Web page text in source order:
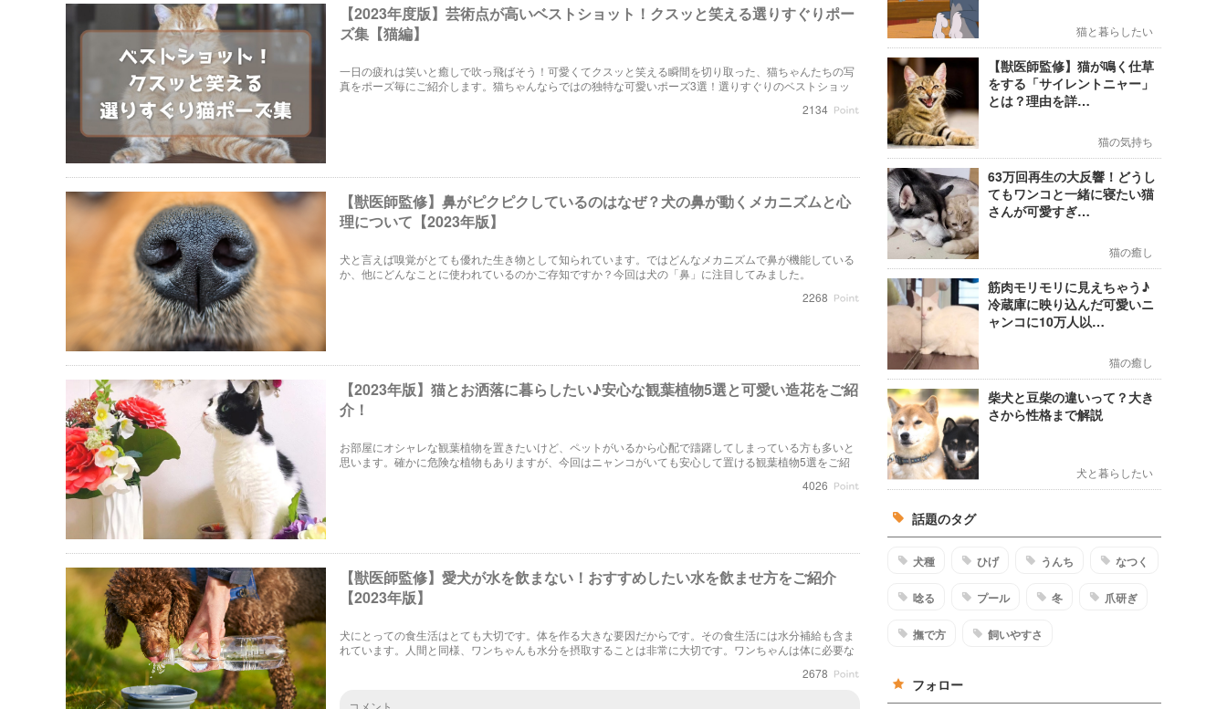
【2023年度版】芸術点が高いベストショット！クスッと笑える選りすぐりポー
ズ集【猫編】
一日の疲れは笑いと癒しで吹っ飛ばそう！可愛くてクスッと笑える瞬間を切り取った、猫ちゃんたちの写
真をポーズ毎にご紹介します。猫ちゃんならではの独特な可愛いポーズ3選！選りすぐりのベストショッ
2134
【獣医師監修】鼻がピクピクしているのはなぜ？犬の鼻が動くメカニズムと心
理について【2023年版】
犬と言えば嗅覚がとても優れた生き物として知られています。ではどんなメカニズムで鼻が機能している
か、他にどんなことに使われているのかご存知ですか？今回は犬の「鼻」に注目してみました。
2268
【2023年版】猫とお洒落に暮らしたい♪安心な観葉植物5選と可愛い造花をご紹
介！
お部屋にオシャレな観葉植物を置きたいけど、ペットがいるから心配で躊躇してしまっている方も多いと
思います。確かに危険な植物もありますが、今回はニャンコがいても安心して置ける観葉植物5選をご紹
4026
【獣医師監修】愛犬が水を飲まない！おすすめしたい水を飲ませ方をご紹介
【2023年版】
犬にとっての食生活はとても大切です。体を作る大きな要因だからです。その食生活には水分補給も含ま
れています。人間と同様、ワンちゃんも水分を摂取することは非常に大切です。ワンちゃんは体に必要な
2678
コメント
猫と暮らしたい
【獣医師監修】猫が鳴く仕草
をする「サイレントニャー」
とは？理由を詳…
猫の気持ち
63万回再生の大反響！どうし
てもワンコと一緒に寝たい猫
さんが可愛すぎ…
猫の癒し
筋肉モリモリに見えちゃう♪
冷蔵庫に映り込んだ可愛いニ
ャンコに10万人以…
猫の癒し
柴犬と豆柴の違いって？大き
さから性格まで解説
犬と暮らしたい
話題のタグ
犬種 ひげ うんち なつく
唸る プール 冬 爪研ぎ
撫で方 飼いやすさ
フォロー